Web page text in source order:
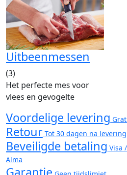
Uitbeenmessen
(3)
Het perfecte mes voor
vlees en gevogelte
Voordelige levering
Retour Tot 30 dagen na levering
Beveiligde betaling Visa
Alma